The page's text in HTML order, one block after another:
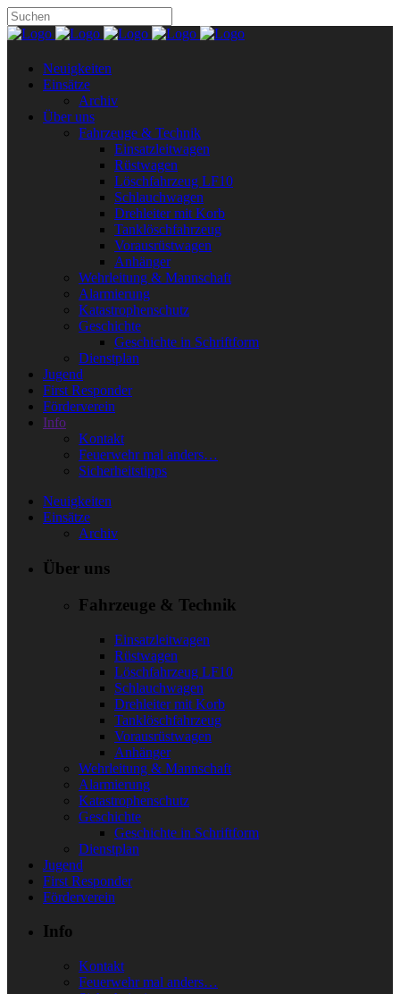
Neuigkeiten
Einsätze
Archiv
Über uns
Fahrzeuge & Technik
Einsatzleitwagen
Rüstwagen
Löschfahrzeug LF10
Schlauchwagen
Drehleiter mit Korb
Tanklöschfahrzeug
Vorausrüstwagen
Anhänger
Wehrleitung & Mannschaft
Alarmierung
Katastrophenschutz
Geschichte
Geschichte in Schriftform
Dienstplan
Jugend
First Responder
Förderverein
Info
Kontakt
Feuerwehr mal anders…
Sicherheitstipps
Neuigkeiten
Einsätze
Archiv
Über uns
Fahrzeuge & Technik
Einsatzleitwagen
Rüstwagen
Löschfahrzeug LF10
Schlauchwagen
Drehleiter mit Korb
Tanklöschfahrzeug
Vorausrüstwagen
Anhänger
Wehrleitung & Mannschaft
Alarmierung
Katastrophenschutz
Geschichte
Geschichte in Schriftform
Dienstplan
Jugend
First Responder
Förderverein
Info
Kontakt
Feuerwehr mal anders…